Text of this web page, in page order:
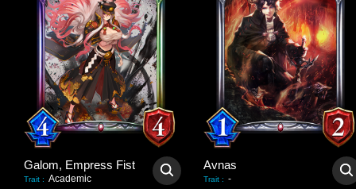
Galom, Empress Fist
Trait : Academic
Avnas
Trait : -